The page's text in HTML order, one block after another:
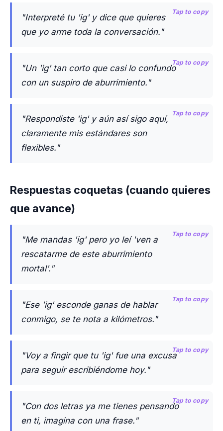
"Interpreté tu 'ig' y dice que quieres
que yo arme toda la conversación."
Tap to copy
"Un 'ig' tan corto que casi lo confundo
con un suspiro de aburrimiento."
Tap to copy
"Respondiste 'ig' y aún así sigo aquí,
claramente mis estándares son
flexibles."
Tap to copy
Respuestas coquetas (cuando quieres
que avance)
"Me mandas 'ig' pero yo leí 'ven a
rescatarme de este aburrimiento
mortal'."
Tap to copy
"Ese 'ig' esconde ganas de hablar
conmigo, se te nota a kilómetros."
Tap to copy
"Voy a fingir que tu 'ig' fue una excusa
para seguir escribiéndome hoy."
Tap to copy
"Con dos letras ya me tienes pensando
en ti, imagina con una frase."
Tap to copy